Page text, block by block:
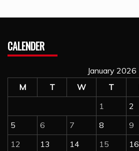
CALENDER
January 2026
M
T W T
1
2
5
6 7 8 9
12
13 14 15 16